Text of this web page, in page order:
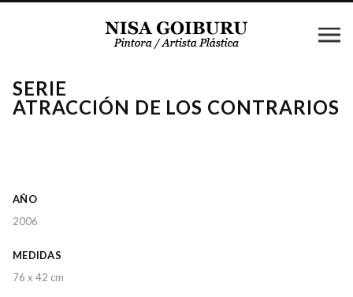
SERIE
ATRACCIÓN DE LOS CONTRARIOS
AÑO
2006
MEDIDAS
76 x 42 cm